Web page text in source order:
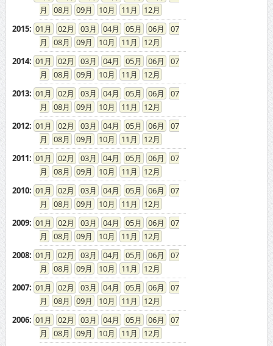
08
09 10 11
12
2015: 01 02 03 04 05 06
07
08
09 10 11
12
2014: 01 02 03 04 05 06
07
08
09 10 11
12
2013: 01 02 03 04 05 06
07
08
09 10 11
12
2012: 01 02 03 04 05 06
07
08
09 10 11
12
2011: 01 02 03 04 05 06
07
08
09 10 11
12
2010: 01 02 03 04 05 06
07
08
09 10 11
12
2009: 01 02 03 04 05 06
07
08
09 10 11
12
2008: 01 02 03 04 05 06
07
08
09 10 11
12
2007: 01 02 03 04 05 06
07
08
09 10 11
12
2006: 01 02 03 04 05 06
07
08
09 10 11
12